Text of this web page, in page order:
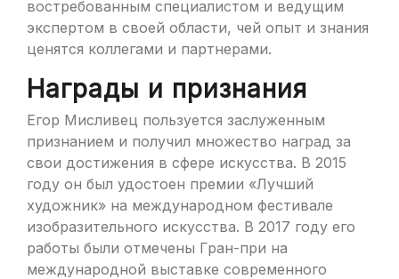
востребованным специалистом и ведущим
экспертом в своей области, чей опыт и знания
ценятся коллегами и партнерами.
Награды и признания
Егор Мисливец пользуется заслуженным
признанием и получил множество наград за
свои достижения в сфере искусства. В 2015
году он был удостоен премии «Лучший
художник» на международном фестивале
изобразительного искусства. В 2017 году его
работы были отмечены Гран-при на
международной выставке современного